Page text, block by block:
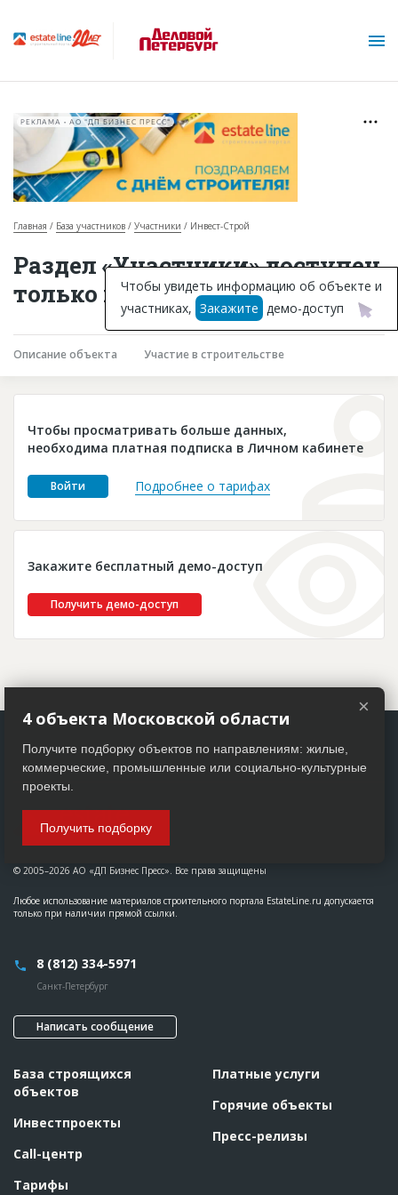
Горячие объекты
База строящихся объектов
Инвестпроекты
Глоссарий
Платные услуги
Пресс-релизы
РЕКЛАМА • АО "ДП БИЗНЕС ПРЕСС"
Главная База участников Участники Инвест-Строй
Раздел «Участники» доступен
только подписчикам
Описание объекта Участие в строительстве
Чтобы просматривать больше данных,
необходима платная подписка в Личном кабинете
Войти Подробнее о тарифах
Закажите бесплатный демо-доступ
Получить демо-доступ
Чтобы увидеть информацию об объекте и
участниках, Закажите демо-доступ
© 2005–2026 АО «ДП Бизнес Пресс». Все права защищены
Любое использование материалов строительного портала EstateLine.ru допускается
только при наличии прямой ссылки.
8 (812) 334-5971
Санкт-Петербург
Написать сообщение
База строящихся
объектов
Инвестпроекты
Call-центр
Тарифы
Платные услуги
Горячие объекты
Пресс-релизы
×
4 объекта Московской области
Получите подборку объектов по направлениям: жилые,
коммерческие, промышленные или социально-культурные
проекты.
Получить подборку